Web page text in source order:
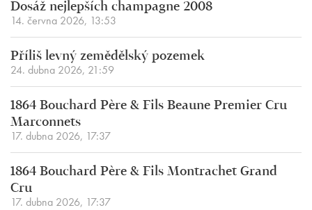
Dosáž nejlepších champagne 2008
14. června 2026, 13:53
Příliš levný zemědělský pozemek
24. dubna 2026, 21:59
1864 Bouchard Père & Fils Beaune Premier Cru
Marconnets
17. dubna 2026, 17:37
1864 Bouchard Père & Fils Montrachet Grand
Cru
17. dubna 2026, 17:37